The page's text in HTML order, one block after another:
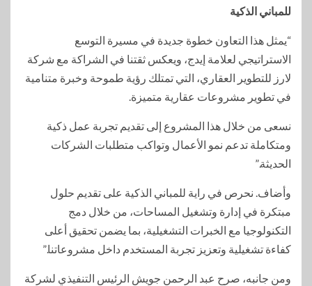
للمباني الذكية
“يمثل هذا التعاون خطوة جديدة في مسيرة التوسع
الاستراتيجي لعلامة إيدج، ويعكس ثقتنا في الشراكة مع شركة
لارز للتطوير العقاري، التي تمتلك رؤية طموحة وخبرة متنامية
في تطوير مشروعات عقارية متميزة.
نسعى من خلال هذا المشروع إلى تقديم تجربة عمل ذكية
ومتكاملة تدعم نمو الأعمال وتواكب متطلبات الشركات
الحديثة.”
وأضاف. نحرص في راية للمباني الذكية على تقديم حلول
مبتكرة في إدارة وتشغيل المساحات، من خلال دمج
التكنولوجيا مع الخبرات التشغيلية، بما يضمن تحقيق أعلى
كفاءة تشغيلية وتعزيز تجربة المستخدم داخل مشروعاتنا.”
ومن جانبه، صرح عبد الرحمن جويش الرئيس التنفيذي لشركة